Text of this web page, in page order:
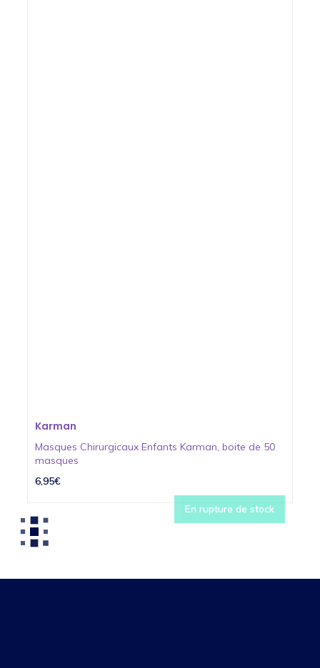
Karman
Masques Chirurgicaux Enfants Karman, boite de 50
masques
6,95€
En rupture de stock